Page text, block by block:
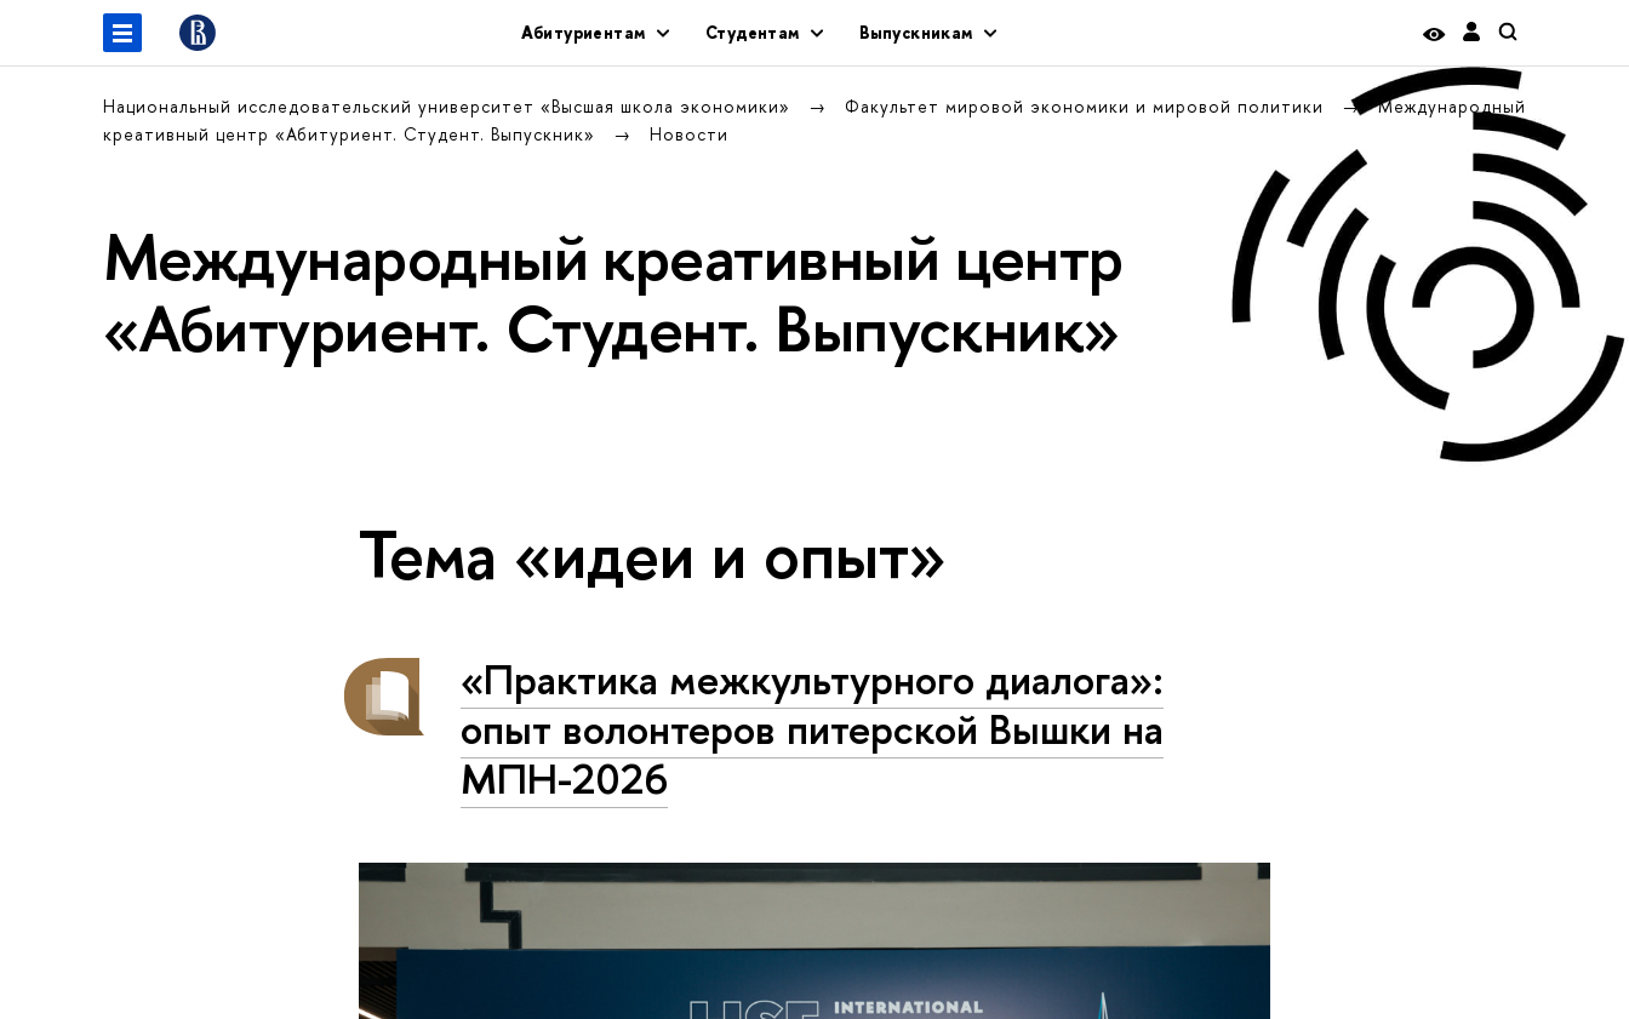
Абитуриентам Студентам Выпускникам
Национальный исследовательский университет «Высшая школа экономики» Факультет мировой экономики и мировой политики
Международный
креативный центр «Абитуриент. Студент. Выпускник»
Новости
Международный креативный центр
«Абитуриент. Студент. Выпускник»
Тема «идеи и опыт»
«Практика межкультурного диалога»:
опыт волонтеров питерской Вышки на
МПН-2026